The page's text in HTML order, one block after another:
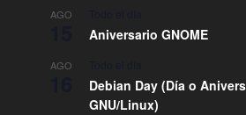
AGO
Aniversario GNOME
AGO
Debian Day (Día o
GNU/Linux)